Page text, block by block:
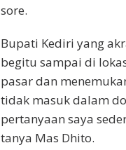
sore.
Bupati Kediri yang
begitu sampai di
pasar dan
tidak masuk dalam
pertanyaan saya
tanya Mas Dhito.